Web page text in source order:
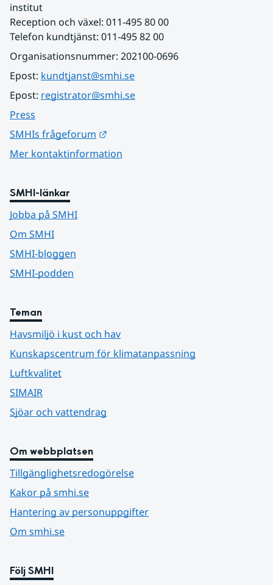
institut
Reception och växel: 011-495 80 00
Telefon kundtjänst: 011-495 82 00
Organisationsnummer: 202100-0696
Epost: kundtjanst@smhi.se
Epost: registrator@smhi.se
Press
SMHIs frågeforum
Mer kontaktinformation
SMHI-länkar
Jobba på SMHI
Om SMHI
SMHI-bloggen
SMHI-podden
Teman
Havsmiljö i kust och hav
Kunskapscentrum för klimatanpassning
Luftkvalitet
SIMAIR
Sjöar och vattendrag
Om webbplatsen
Tillgänglighetsredogörelse
Kakor på smhi.se
Hantering av personuppgifter
Om smhi.se
Följ SMHI